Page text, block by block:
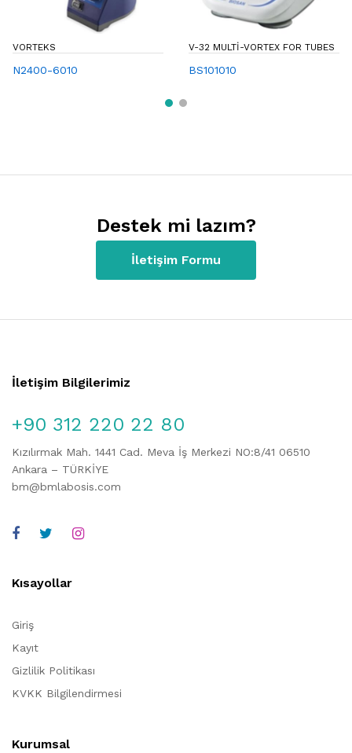
VORTEKS
N2400-6010
V-32 MULTI-VORTEX FOR TUBES
BS101010
Destek mi lazım?
İletişim Formu
İletişim Bilgilerimiz
+90 312 220 22 80
Kızılırmak Mah. 1441 Cad. Meva İş Merkezi NO:8/41 06510
Ankara – TÜRKİYE
bm@bmlabosis.com
Kısayollar
Giriş
Kayıt
Gizlilik Politikası
KVKK Bilgilendirmesi
Kurumsal